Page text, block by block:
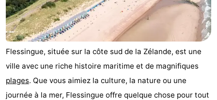
Monuments
-
Moulins
-
Points
de
vue
Attractions
-
Croisières
-
Flessingue, située sur la côte sud de la Zélande, est une
ville avec une riche histoire maritime et de magnifiques
plages. Que vous aimiez la culture, la nature ou une
journée à la mer, Flessingue offre quelque chose pour tout